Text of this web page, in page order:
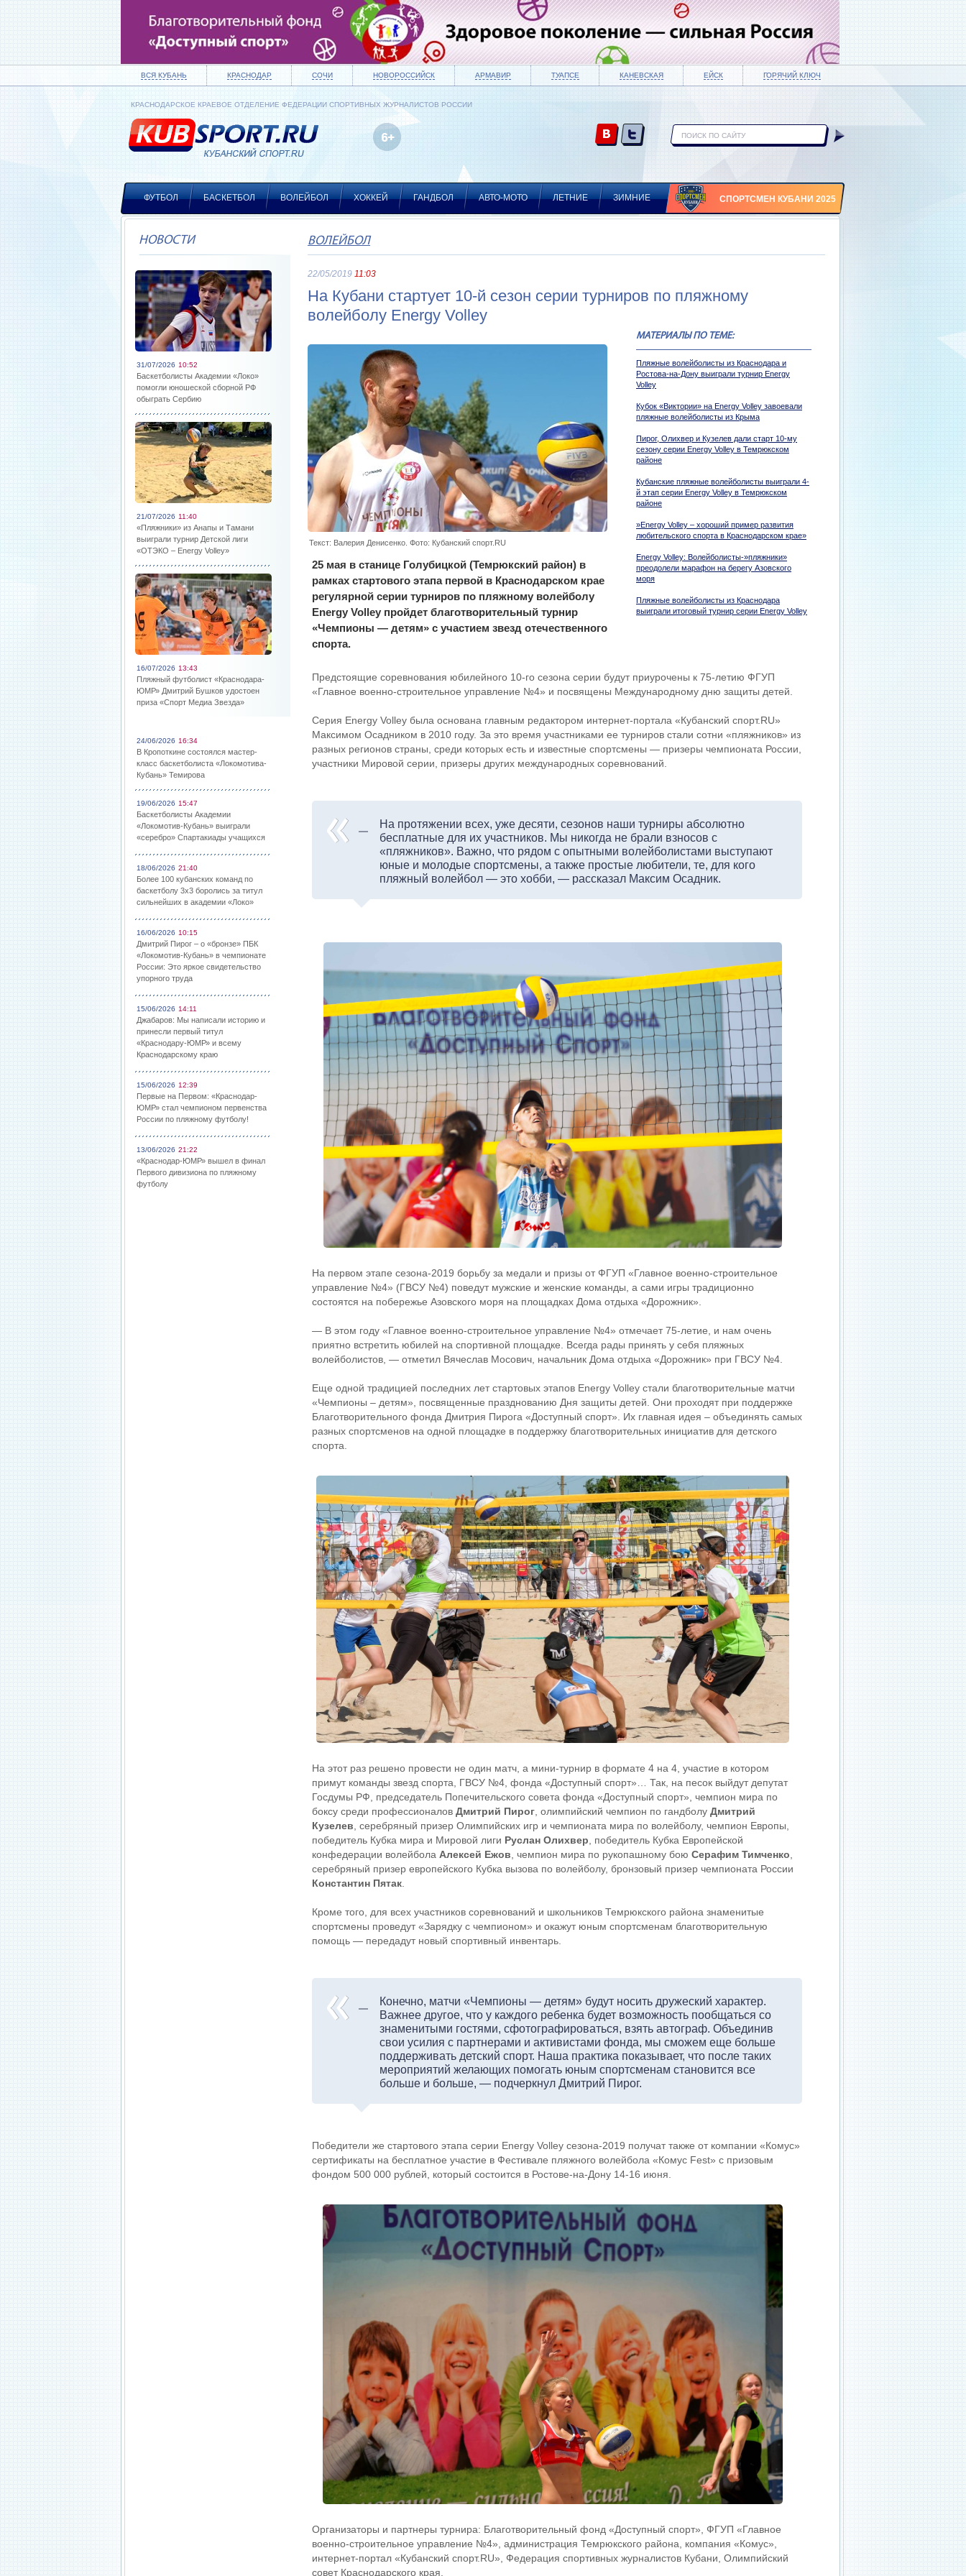
ВСЯ КУБАНЬ КРАСНОДАР СОЧИ НОВОРОССИЙСК АРМАВИР ТУАПСЕ КАНЕВСКАЯ ЕЙСК ГОРЯЧИЙ КЛЮЧ
КРАСНОДАРСКОЕ КРАЕВОЕ ОТДЕЛЕНИЕ ФЕДЕРАЦИИ СПОРТИВНЫХ ЖУРНАЛИСТОВ РОССИИ
ФУТБОЛ БАСКЕТБОЛ ВОЛЕЙБОЛ ХОККЕЙ ГАНДБОЛ АВТО-МОТО ЛЕТНИЕ ЗИМНИЕ СПОРТСМЕН КУБАНИ 2025
НОВОСТИ
31/07/2026 10:52
Баскетболисты Академии «Локо»
помогли юношеской сборной РФ
обыграть Сербию
21/07/2026 11:40
«Пляжники» из Анапы и Тамани
выиграли турнир Детской лиги
«ОТЭКО – Energy Volley»
16/07/2026 13:43
Пляжный футболист «Краснодара-
ЮМР» Дмитрий Бушков удостоен
приза «Спорт Медиа Звезда»
24/06/2026 16:34
В Кропоткине состоялся мастер-
класс баскетболиста «Локомотива-
Кубань» Темирова
19/06/2026 15:47
Баскетболисты Академии
«Локомотив-Кубань» выиграли
«серебро» Спартакиады учащихся
18/06/2026 21:40
Более 100 кубанских команд по
баскетболу 3х3 боролись за титул
сильнейших в академии «Локо»
16/06/2026 10:15
Дмитрий Пирог – о «бронзе» ПБК
«Локомотив-Кубань» в чемпионате
России: Это яркое свидетельство
упорного труда
15/06/2026 14:11
Джабаров: Мы написали историю и
принесли первый титул
«Краснодару-ЮМР» и всему
Краснодарскому краю
15/06/2026 12:39
Первые на Первом: «Краснодар-
ЮМР» стал чемпионом первенства
России по пляжному футболу!
13/06/2026 21:22
«Краснодар-ЮМР» вышел в финал
Первого дивизиона по пляжному
футболу
ВОЛЕЙБОЛ
22/05/2019 11:03
На Кубани стартует 10-й сезон серии турниров по пляжному
волейболу Energy Volley
МАТЕРИАЛЫ ПО ТЕМЕ:
Пляжные волейболисты из Краснодара и
Ростова-на-Дону выиграли турнир Energy
Volley
Кубок «Виктории» на Energy Volley завоевали
пляжные волейболисты из Крыма
Пирог, Олихвер и Кузелев дали старт 10-му
сезону серии Energy Volley в Темрюкском
районе
Кубанские пляжные волейболисты выиграли 4-
й этап серии Energy Volley в Темрюкском
районе
»Energy Volley – хороший пример развития
любительского спорта в Краснодарском крае»
Energy Volley: Волейболисты-»пляжники»
преодолели марафон на берегу Азовского
моря
Пляжные волейболисты из Краснодара
выиграли итоговый турнир серии Energy Volley
Текст: Валерия Денисенко. Фото: Кубанский спорт.RU
25 мая в станице Голубицкой (Темрюкский район) в
рамках стартового этапа первой в Краснодарском крае
регулярной серии турниров по пляжному волейболу
Energy Volley пройдет благотворительный турнир
«Чемпионы — детям» с участием звезд отечественного
спорта.
Предстоящие соревнования юбилейного 10-го сезона серии будут приурочены к 75-летию ФГУП
«Главное военно-строительное управление №4» и посвящены Международному дню защиты детей.
Серия Energy Volley была основана главным редактором интернет-портала «Кубанский спорт.RU»
Максимом Осадником в 2010 году. За это время участниками ее турниров стали сотни «пляжников» из
разных регионов страны, среди которых есть и известные спортсмены — призеры чемпионата России,
участники Мировой серии, призеры других международных соревнований.
На протяжении всех, уже десяти, сезонов наши турниры абсолютно
бесплатные для их участников. Мы никогда не брали взносов с
«пляжников». Важно, что рядом с опытными волейболистами выступают
юные и молодые спортсмены, а также простые любители, те, для кого
пляжный волейбол — это хобби, — рассказал Максим Осадник.
На первом этапе сезона-2019 борьбу за медали и призы от ФГУП «Главное военно-строительное
управление №4» (ГВСУ №4) поведут мужские и женские команды, а сами игры традиционно
состоятся на побережье Азовского моря на площадках Дома отдыха «Дорожник».
— В этом году «Главное военно-строительное управление №4» отмечает 75-летие, и нам очень
приятно встретить юбилей на спортивной площадке. Всегда рады принять у себя пляжных
волейболистов, — отметил Вячеслав Мосович, начальник Дома отдыха «Дорожник» при ГВСУ №4.
Еще одной традицией последних лет стартовых этапов Energy Volley стали благотворительные матчи
«Чемпионы – детям», посвященные празднованию Дня защиты детей. Они проходят при поддержке
Благотворительного фонда Дмитрия Пирога «Доступный спорт». Их главная идея – объединять самых
разных спортсменов на одной площадке в поддержку благотворительных инициатив для детского
спорта.
На этот раз решено провести не один матч, а мини-турнир в формате 4 на 4, участие в котором
примут команды звезд спорта, ГВСУ №4, фонда «Доступный спорт»… Так, на песок выйдут депутат
Госдумы РФ, председатель Попечительского совета фонда «Доступный спорт», чемпион мира по
боксу среди профессионалов Дмитрий Пирог , олимпийский чемпион по гандболу Дмитрий
Кузелев , серебряный призер Олимпийских игр и чемпионата мира по волейболу, чемпион Европы,
победитель Кубка мира и Мировой лиги Руслан Олихвер , победитель Кубка Европейской
конфедерации волейбола Алексей Ежов , чемпион мира по рукопашному бою Серафим Тимченко
серебряный призер европейского Кубка вызова по волейболу, бронзовый призер чемпионата России
Константин Пятак
Кроме того, для всех участников соревнований и школьников Темрюкского района знаменитые
спортсмены проведут «Зарядку с чемпионом» и окажут юным спортсменам благотворительную
помощь — передадут новый спортивный инвентарь.
Конечно, матчи «Чемпионы — детям» будут носить дружеский характер.
Важнее другое, что у каждого ребенка будет возможность пообщаться со
знаменитыми гостями, сфотографироваться, взять автограф. Объединив
свои усилия с партнерами и активистами фонда, мы сможем еще больше
поддерживать детский спорт. Наша практика показывает, что после таких
мероприятий желающих помогать юным спортсменам становится все
больше и больше, — подчеркнул Дмитрий Пирог.
Победители же стартового этапа серии Energy Volley сезона-2019 получат также от компании «Комус»
сертификаты на бесплатное участие в Фестивале пляжного волейбола «Комус Fest» с призовым
фондом 500 000 рублей, который состоится в Ростове-на-Дону 14-16 июня.
Организаторы и партнеры турнира: Благотворительный фонд «Доступный спорт», ФГУП «Главное
военно-строительное управление №4», администрация Темрюкского района, компания «Комус»,
интернет-портал «Кубанский спорт.RU», Федерация спортивных журналистов Кубани, Олимпийский
совет Краснодарского края.